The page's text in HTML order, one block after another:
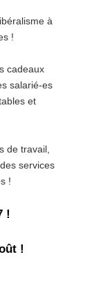
à
!
cadeaux
salarié-es
et
de travail,
services
!
!
!